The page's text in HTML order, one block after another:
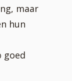
maar
hun
goed